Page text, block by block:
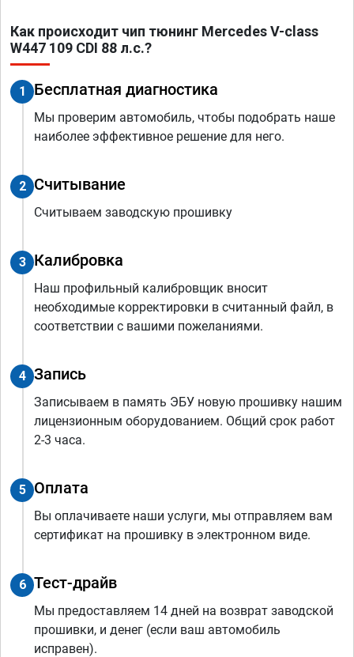
Как происходит чип тюнинг Mercedes V-class
W447 109 CDI 88 л.с.?
1 Бесплатная диагностика
Мы проверим автомобиль, чтобы подобрать наше
наиболее эффективное решение для него.
2 Считывание
Считываем заводскую прошивку
3 Калибровка
Наш профильный калибровщик вносит
необходимые корректировки в считанный файл, в
соответствии с вашими пожеланиями.
4 Запись
Записываем в память ЭБУ новую прошивку нашим
лицензионным оборудованием. Общий срок работ
2-3 часа.
5 Оплата
Вы оплачиваете наши услуги, мы отправляем вам
сертификат на прошивку в электронном виде.
6 Тест-драйв
Мы предоставляем 14 дней на возврат заводской
прошивки, и денег (если ваш автомобиль
исправен).